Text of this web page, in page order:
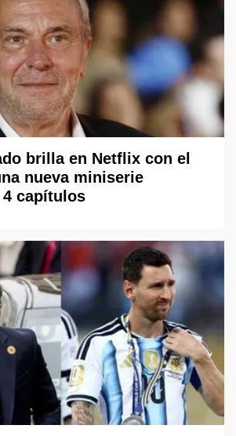
brilla en Netflix con el
nueva miniserie
4 capítulos